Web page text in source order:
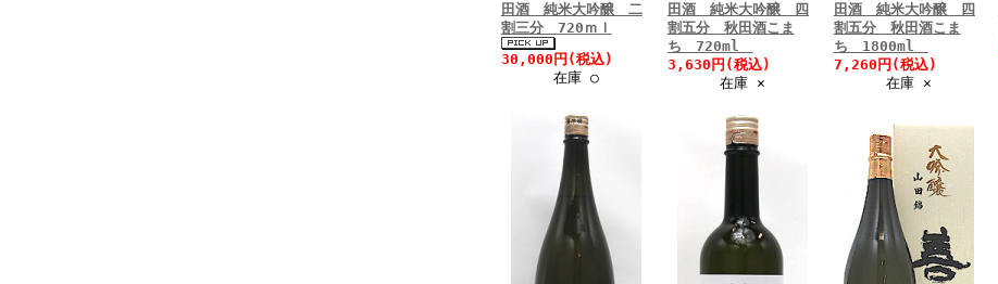
田酒 純米大吟醸 二
割三分 720ｍｌ
30,000円(税込)
在庫 ○
田酒 純米大吟醸 四
割五分 秋田酒こま
ち 720ml
3,630円(税込)
在庫 ×
田酒 純米大吟醸 四
割五分 秋田酒こま
ち 1800ml
7,260円(税込)
在庫 ×